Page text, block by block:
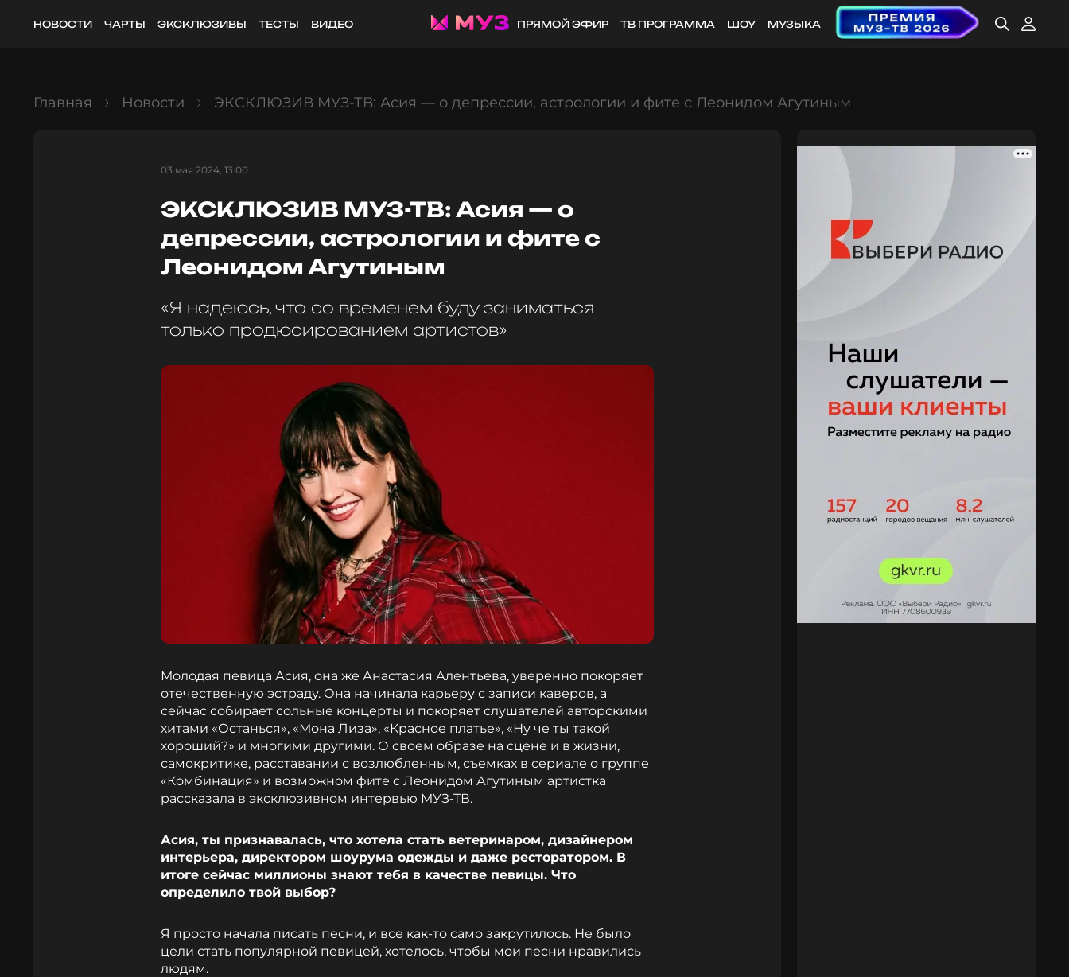
НОВОСТИ ЧАРТЫ ЭКСКЛЮЗИВЫ ТЕСТЫ ВИДЕО ПРЯМОЙ ЭФИР ТВ ПРОГРАММА ШОУ МУЗЫКА
Главная Новости ЭКСКЛЮЗИВ МУЗ-ТВ: Асия — о депрессии, астрологии и фите с Леонидом Агутиным
03 мая 2024, 13:00
ЭКСКЛЮЗИВ МУЗ-ТВ: Асия — о
депрессии, астрологии и фите с
Леонидом Агутиным
«Я надеюсь, что со временем буду заниматься
только продюсированием артистов»
Молодая певица Асия, она же Анастасия Алентьева, уверенно покоряет
отечественную эстраду. Она начинала карьеру с записи каверов, а
сейчас собирает сольные концерты и покоряет слушателей авторскими
хитами «Останься», «Мона Лиза», «Красное платье», «Ну че ты такой
хороший?» и многими другими. О своем образе на сцене и в жизни,
самокритике, расставании с возлюбленным, съемках в сериале о группе
«Комбинация» и возможном фите с Леонидом Агутиным артистка
рассказала в эксклюзивном интервью МУЗ-ТВ.
Асия, ты признавалась, что хотела стать ветеринаром, дизайнером
интерьера, директором шоурума одежды и даже ресторатором. В
итоге сейчас миллионы знают тебя в качестве певицы. Что
определило твой выбор?
Я просто начала писать песни, и все как-то само закрутилось. Не было
цели стать популярной певицей, хотелось, чтобы мои песни нравились
людям.